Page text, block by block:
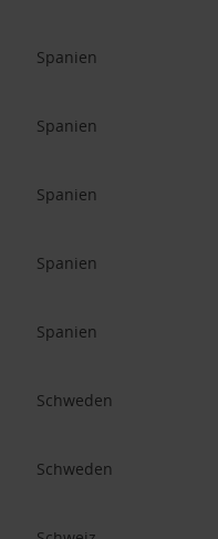
Spanien
Spanien
Spanien
Spanien
Spanien
Schweden
Schweden